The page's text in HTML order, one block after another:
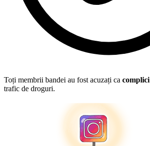
Toți membrii bandei au fost acuzați ca complici
trafic de droguri.